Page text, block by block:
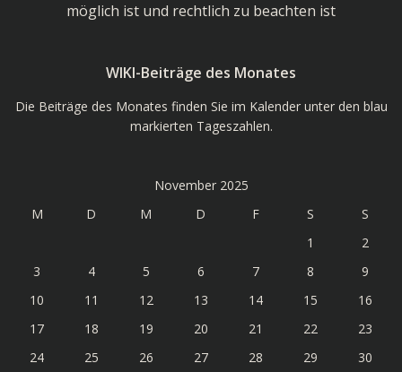
möglich ist und rechtlich zu beachten ist
WIKI-Beiträge des Monates
Die Beiträge des Monates finden Sie im Kalender unter den blau
markierten Tageszahlen.
November 2025
M
D M D F S
S
1
2
3
4 5 6 7 8
9
10
11 12 13 14 15
16
17
18 19 20 21 22
23
24
25 26 27 28 29 30